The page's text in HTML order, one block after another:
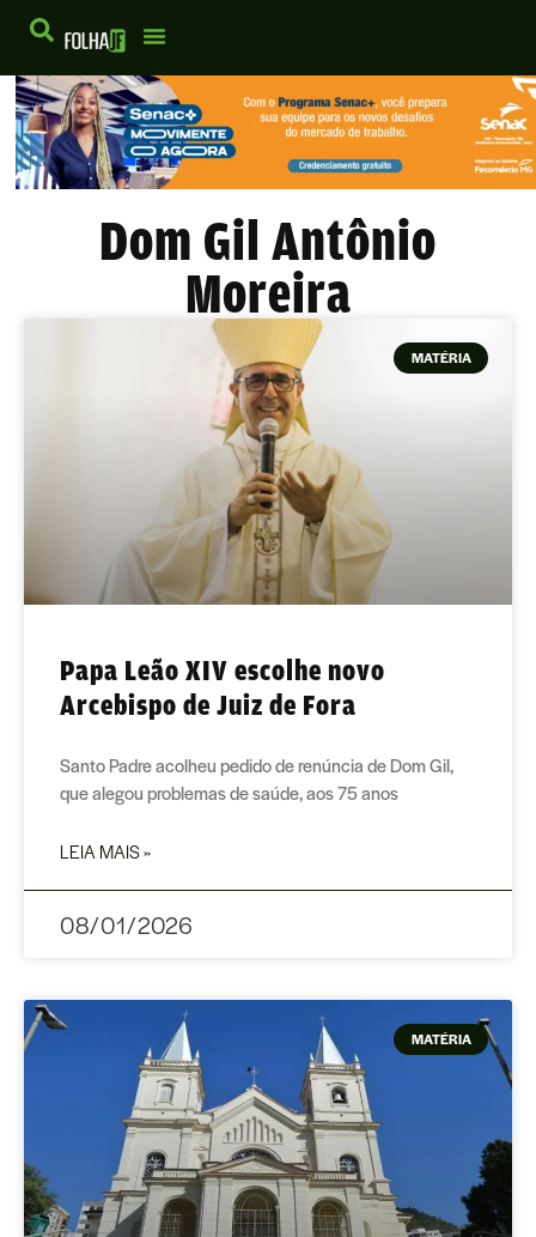
Dom Gil Antônio
Moreira
MATÉRIA
Papa Leão XIV escolhe novo
Arcebispo de Juiz de Fora
Santo Padre acolheu pedido de renúncia de Dom Gil,
que alegou problemas de saúde, aos 75 anos
LEIA MAIS »
08/01/2026
MATÉRIA